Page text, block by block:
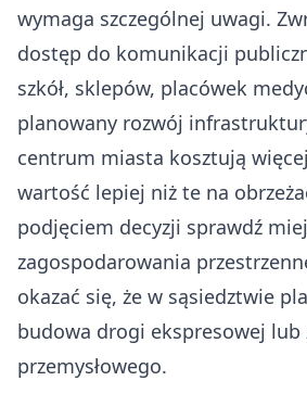
wymaga szczególnej uwagi.
dostęp do komunikacji
szkół, sklepów, placówek
planowany rozwój
centrum miasta kosztują
wartość lepiej niż te na
podjęciem decyzji sprawdź
zagospodarowania
okazać się, że w sąsiedztwie
budowa drogi ekspresowej lub
przemysłowego.